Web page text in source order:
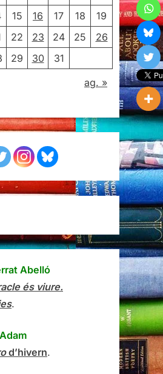
15 16 17 18
19
22 23 24 25
26
29 30 31
ag. »
Abelló
és viure.
.
d’hivern.